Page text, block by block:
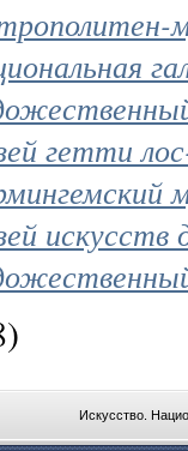
гетти
искусств
Искусство.